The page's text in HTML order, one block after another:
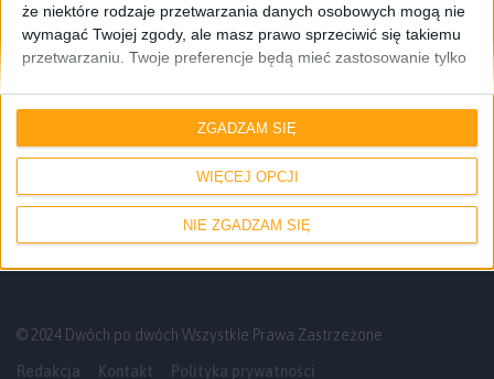
że niektóre rodzaje przetwarzania danych osobowych mogą nie
wymagać Twojej zgody, ale masz prawo sprzeciwić się takiemu
przetwarzaniu. Twoje preferencje będą mieć zastosowanie tylko
przycisk "Prywatność" na dole strony.
WIĘCEJ OPCJI
NIE ZGADZAM SIĘ
ZGADZAM SIĘ
Pierwsze wrażenia Tablety
Samsung Galaxy Tab S – Pierwsze
wrażenia prosto z Nowego Jorku
© 2024 Dwóch po dwóch Wszystkie Prawa Zastrzeżone
Redakcja Kontakt Polityka prywatności